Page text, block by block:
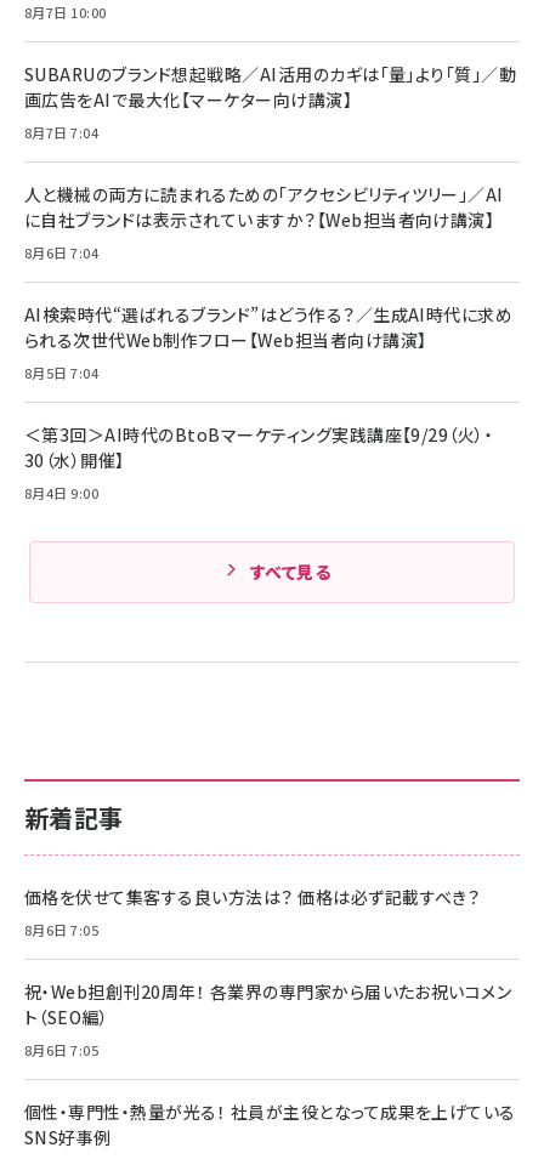
新着記事
価格を伏せて集客する良い方法は？ 価格は必ず記載すべき？
8月6日 7:05
祝・Web担創刊20周年！ 各業界の専門家から届いたお祝いコメン
ト（SEO編）
8月6日 7:05
個性・専門性・熱量が光る！ 社員が主役となって成果を上げている
SNS好事例
8月7日 10:00
SUBARUのブランド想起戦略／AI活用のカギは「量」より「質」／動
画広告をAIで最大化【マーケター向け講演】
8月7日 7:04
人と機械の両方に読まれるための「アクセシビリティツリー」／AI
に自社ブランドは表示されていますか？【Web担当者向け講演】
8月6日 7:04
AI検索時代“選ばれるブランド”はどう作る？／生成AI時代に求め
られる次世代Web制作フロー【Web担当者向け講演】
8月5日 7:04
＜第3回＞AI時代のBtoBマーケティング実践講座【9/29（火）・
30（水）開催】
8月4日 9:00
すべて見る